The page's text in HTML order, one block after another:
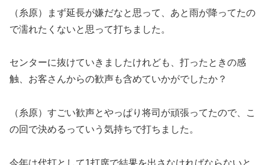
（糸原）まず延長が嫌だなと思って、あと雨が降ってたの
で濡れたくないと思って打ちました。
センターに抜けていきましたけれども、打ったときの感
触、お客さんからの歓声も含めていかがでしたか？
（糸原）すごい歓声とやっぱり将司が頑張ってたので、こ
の回で決めるっていう気持ちで打ちました。
今年は代打として1打席で結果を出さなければならないと